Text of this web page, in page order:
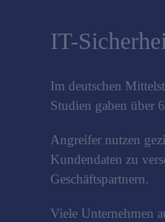
IT-
Im deutschen
Studien gaben über
Angreifer nutzen
Kundendaten zu
Geschäftspartnern.
Viele Unternehmen